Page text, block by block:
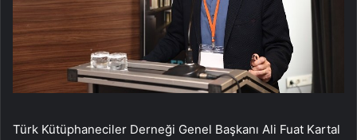
Türk Kütüphaneciler Derneği Genel Başkanı Ali Fuat Kartal